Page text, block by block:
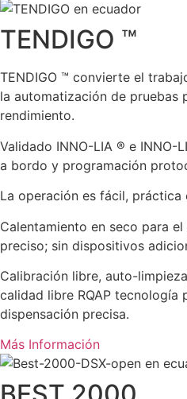
TENDIGO ™
TENDIGO ™ convierte el
la automatización de pruebas
rendimiento.
Validado INNO-LIA ® e INNO-
a bordo y programación
La operación es fácil, práctica
Calentamiento en seco para
preciso; sin dispositivos
Calibración libre, auto-
calidad libre RQAP tecnología
dispensación precisa.
Más Información